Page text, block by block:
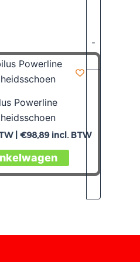
-
Powerline
|€98,89incl. BTW